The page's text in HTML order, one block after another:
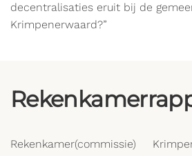
decentralisaties eruit bij de
Krimpenerwaard?”
Rekenkamer(commissie)